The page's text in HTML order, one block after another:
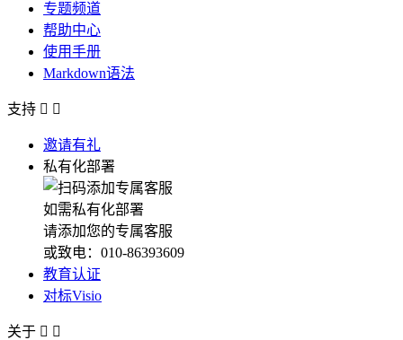
专题频道
帮助中心
使用手册
Markdown语法
支持  
邀请有礼
私有化部署
如需私有化部署
请添加您的专属客服
或致电：010-86393609
教育认证
对标Visio
关于  